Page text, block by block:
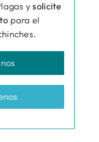
ysolicite
para el